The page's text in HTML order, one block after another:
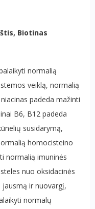
Biotinas
normalią
veiklą, normalią
padeda mažinti
B6, B12 padeda
susidarymą,
homocisteino
normalią imuninės
nuo oksidacinės
ir nuovargį,
normalų